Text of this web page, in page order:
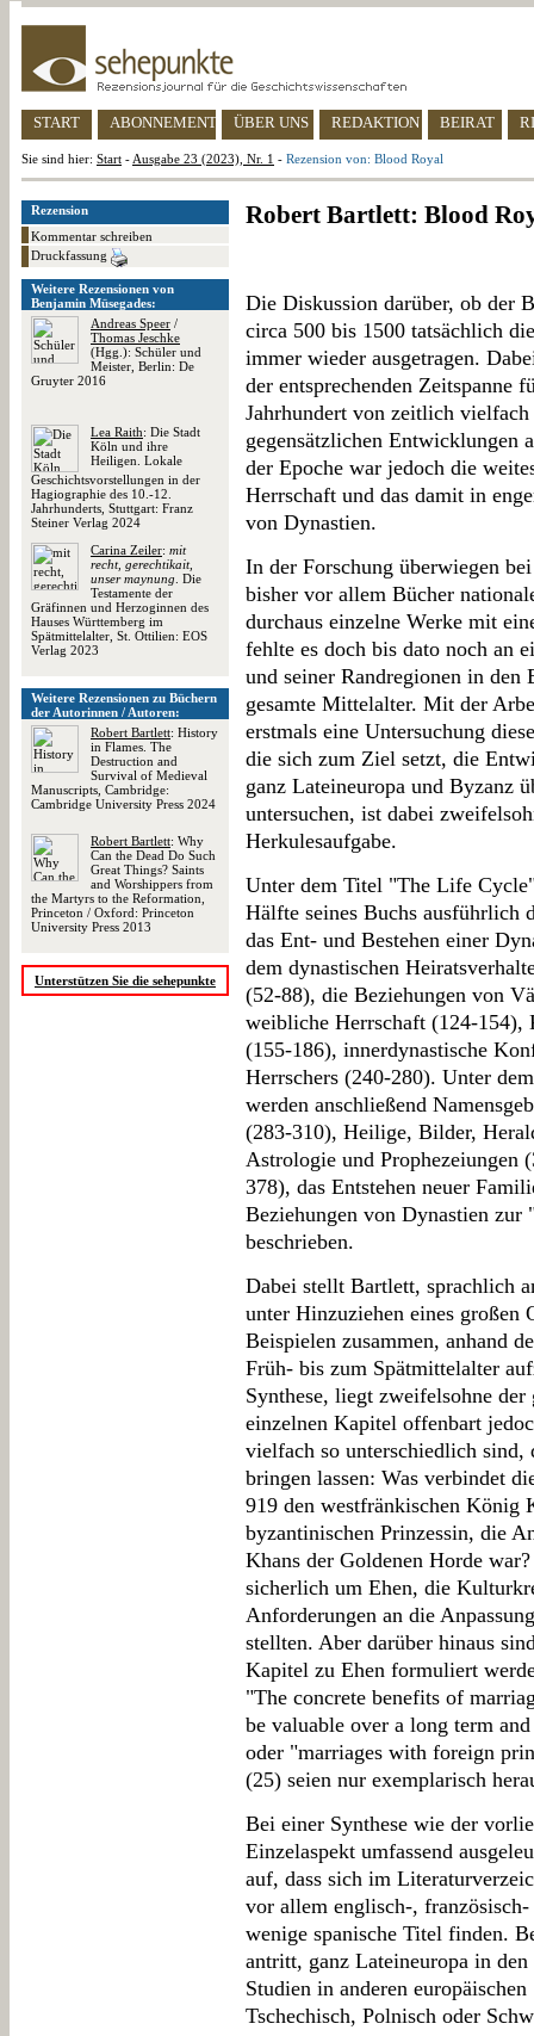
START ABONNEMENT ÜBER UNS REDAKTION BEIRAT
Sie sind hier: Start - Ausgabe 23 (2023), Nr. 1 - Rezension von: Blood Royal
Rezension
Kommentar schreiben
Druckfassung
Weitere Rezensionen von
Benjamin Müsegades:
Andreas Speer /
Thomas Jeschke
(Hgg.): Schüler und
Meister, Berlin: De
Gruyter 2016
Lea Raith: Die Stadt
Köln und ihre
Heiligen. Lokale
Geschichtsvorstellungen in der
Hagiographie des 10.-12.
Jahrhunderts, Stuttgart: Franz
Steiner Verlag 2024
Carina Zeiler: mit
recht, gerechtikait,
unser maynung . Die
Testamente der
Gräfinnen und Herzoginnen des
Hauses Württemberg im
Spätmittelalter, St. Ottilien: EOS
Verlag 2023
Weitere Rezensionen zu Büchern
der Autorinnen / Autoren:
Robert Bartlett: History
in Flames. The
Destruction and
Survival of Medieval
Manuscripts, Cambridge:
Cambridge University Press 2024
Robert Bartlett: Why
Can the Dead Do Such
Great Things? Saints
and Worshippers from
the Martyrs to the Reformation,
Princeton / Oxford: Princeton
University Press 2013
Unterstützen Sie die sehepunkte
Robert Bartlett: Blood
Die Diskussion darüber, ob
circa 500 bis 1500 tatsächlich
immer wieder ausgetragen.
der entsprechenden Zeitspanne
Jahrhundert von zeitlich
gegensätzlichen Entwicklungen
der Epoche war jedoch die
Herrschaft und das damit in
von Dynastien.
In der Forschung überwiegen
bisher vor allem Bücher
durchaus einzelne Werke mit
fehlte es doch bis dato noch an
und seiner Randregionen in
gesamte Mittelalter. Mit der
erstmals eine Untersuchung
die sich zum Ziel setzt, die
ganz Lateineuropa und Byzanz
untersuchen, ist dabei
Herkulesaufgabe.
Unter dem Titel "The Life
Hälfte seines Buchs ausführlich
das Ent- und Bestehen einer
dem dynastischen
(52-88), die Beziehungen von
weibliche Herrschaft (124-154),
(155-186), innerdynastische
Herrschers (240-280). Unter
werden anschließend
(283-310), Heilige, Bilder,
Astrologie und Prophezeiungen
378), das Entstehen neuer
Beziehungen von Dynastien
beschrieben.
Dabei stellt Bartlett, sprachlich
unter Hinzuziehen eines großen
Beispielen zusammen, anhand
Früh- bis zum Spätmittelalter
Synthese, liegt zweifelsohne
einzelnen Kapitel offenbart
vielfach so unterschiedlich sind,
bringen lassen: Was verbindet
919 den westfränkischen König
byzantinischen Prinzessin, die
Khans der Goldenen Horde
sicherlich um Ehen, die
Anforderungen an die
stellten. Aber darüber hinaus
Kapitel zu Ehen formuliert
"The concrete benefits of
be valuable over a long term
oder "marriages with foreign
(25) seien nur exemplarisch
Bei einer Synthese wie der
Einzelaspekt umfassend
auf, dass sich im
vor allem englisch-,
wenige spanische Titel finden.
antritt, ganz Lateineuropa in
Studien in anderen
Tschechisch, Polnisch oder